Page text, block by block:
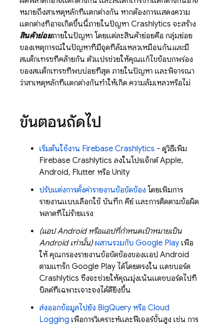
หมายถึงสาเหตุหลักที่แตกต่างกัน หากต้องการแสดงความ
แตกต่างที่อาจเกิดขึ้นนี้ภายในปัญหา Crashlytics จะสร้าง
สินค้าย่อยภายในปัญหา โดยแต่ละสินค้าย่อยคือ กลุ่มย่อย
ของเหตุการณ์ในปัญหาที่มีจุดที่ล้มเหลวเหมือนกันและมี
สแต็กเทรซที่คล้ายกัน ตัวแปรช่วยให้คุณแก้ไขข้อบกพร่อง
ของสแต็กเทรซที่พบบ่อยที่สุด ภายในปัญหา และพิจารณา
ว่าสาเหตุหลักที่แตกต่างกันทำให้เกิด ความล้มเหลวหรือไม่
ขั้นตอนถัดไป
เริ่มต้นใช้งาน Firebase Crashlytics - ดูวิธีเพิ่ม
Firebase Crashlytics ลงในโปรเจ็กต์ Apple,
Android, Flutter หรือ Unity
ปรับแต่งการตั้งค่ารายงานข้อขัดข้อง โดยเพิ่มการ
รายงานแบบเลือกใช้ บันทึก คีย์ และการติดตามข้อผิด
พลาดที่ไม่ร้ายแรง
(แอป Android หรือแอปที่กำหนดเป้าหมายเป็น
Android เท่านั้น) ผสานรวมกับ Google Play เพื่อ
ให้ คุณกรองรายงานข้อขัดข้องของแอป Android
ตามแทร็ก Google Play ได้โดยตรงใน แดชบอร์ด
Crashlytics ซึ่งจะช่วยให้คุณมุ่งเน้นแดชบอร์ดไปที่
บิลด์ที่เฉพาะเจาะจงได้ดียิ่งขึ้น
ส่งออกข้อมูลไปยัง BigQuery หรือ Cloud
Logging เพื่อการวิเคราะห์และฟีเจอร์ขั้นสูง เช่น การ